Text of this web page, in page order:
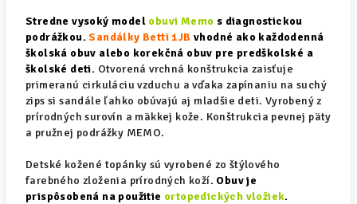
Stredne vysoký model obuvi Memo s diagnostickou
podrážkou. Sandálky Betti 1JB vhodné ako každodenná
školská obuv alebo korekčná obuv pre predškolské a
školské deti. Otvorená vrchná konštrukcia zaisťuje
primeranú cirkuláciu vzduchu a vďaka zapínaniu na suchý
zips si sandále ľahko obúvajú aj mladšie deti. Vyrobený z
prírodných surovín a mäkkej kože. Konštrukcia pevnej päty
a pružnej podrážky MEMO.
Detské kožené topánky sú vyrobené zo štýlového
farebného zloženia prírodných koží. Obuv je
prispôsobená na použitie ortopedických vložiek.